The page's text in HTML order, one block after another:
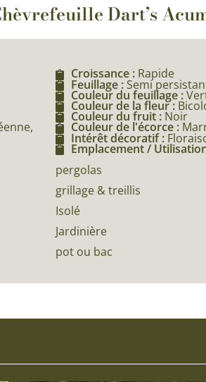
Dart’s
Croissance : Rapide
Feuillage :Semi
Couleur du feuillage :
Couleur de la fleur :
Couleur du fruit : Noir
Couleur de l'écorce :
Intérêt décoratif :
Emplacement /
pergolas
grillage & treillis
Isolé
Jardinière
pot ou bac